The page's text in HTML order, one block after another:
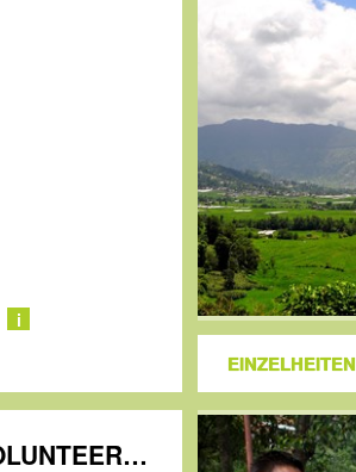
i
EINZELHEITEN
Nepal: CELEBRATE THE POWER OF VOLUNTEERING